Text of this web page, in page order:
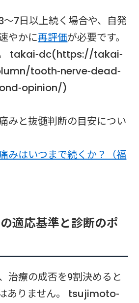
7日以上続く場合や、自発
やかに再評価が必要です。
。 takai-dc(https://takai-
tooth-nerve-dead-
opinion/)
みと抜髄判断の目安につい
みはいつまで続くか？（福
適応基準と診断のポ
治療の成否を9割決めると
ありません。 tsujimoto-